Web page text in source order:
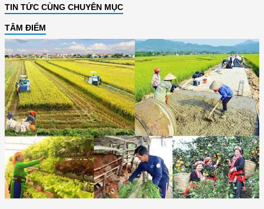
TIN TỨC CÙNG CHUYÊN MỤC
TÂM ĐIỂM